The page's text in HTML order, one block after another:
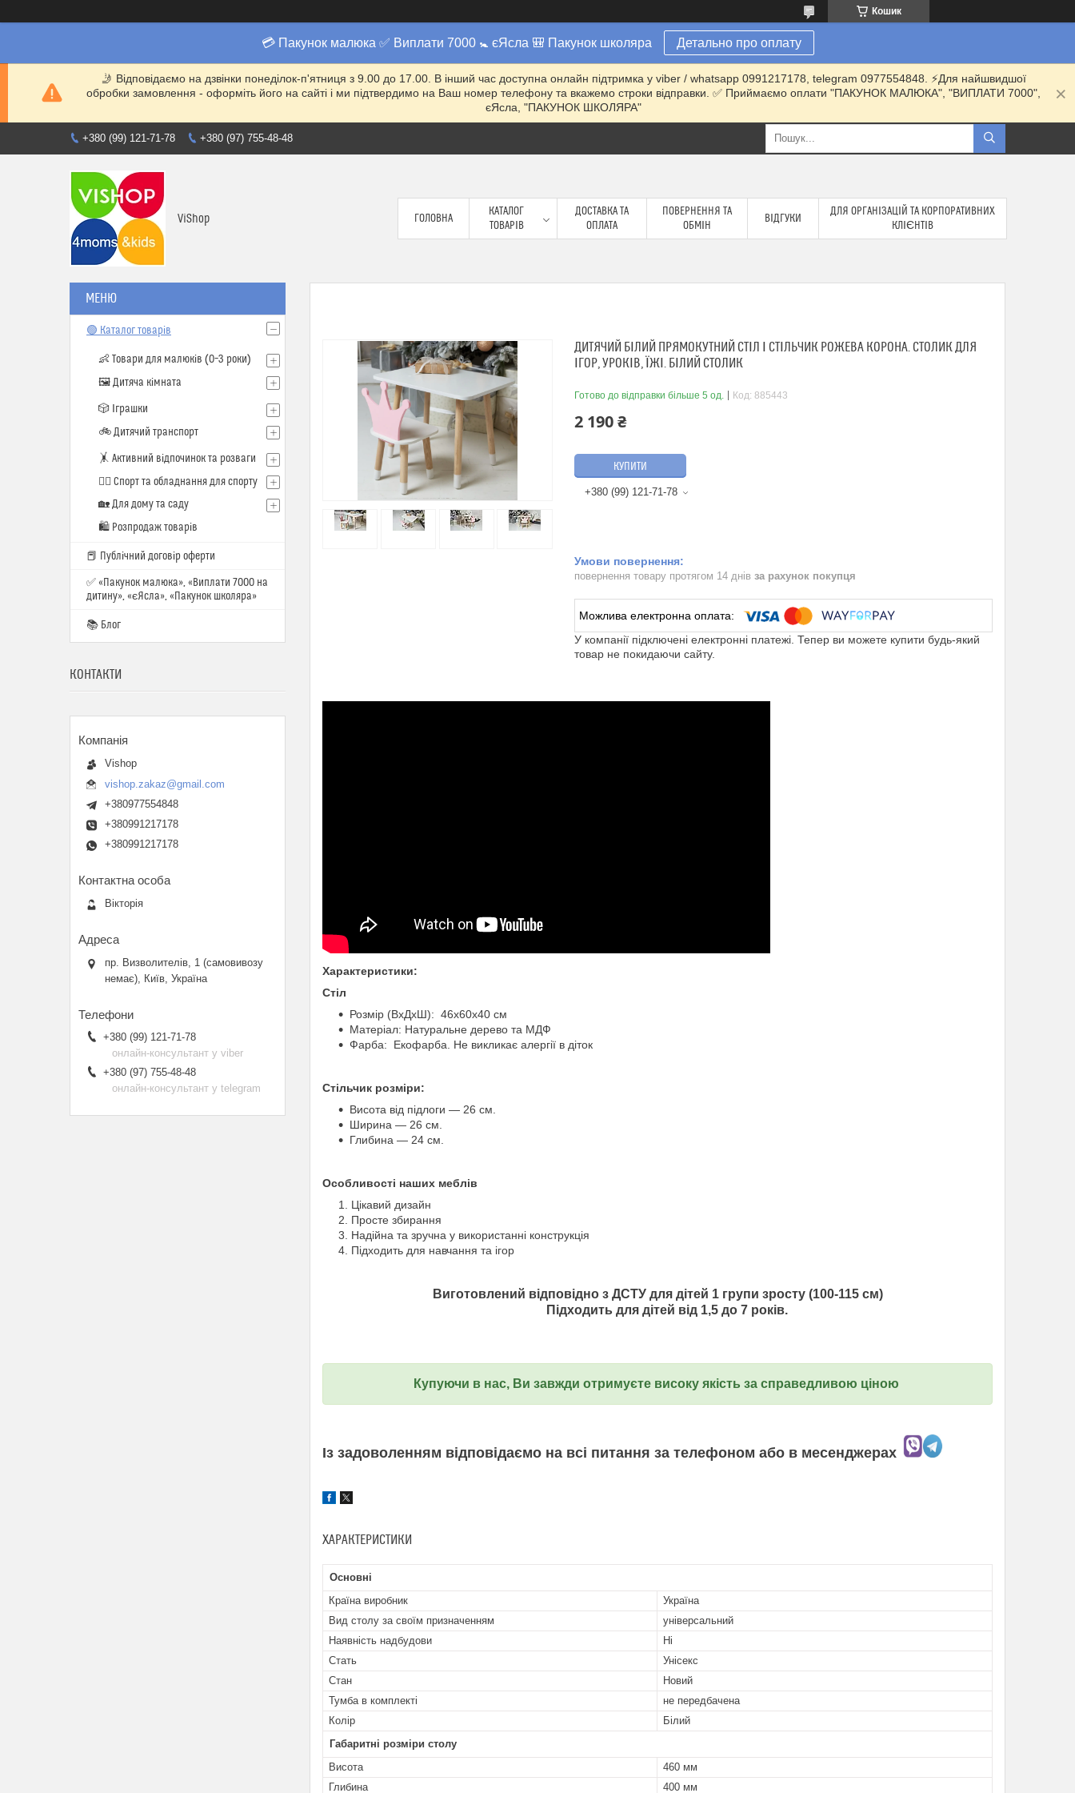
Кошик
💳 Пакунок малюка ✅ Виплати 7000 🚼 єЯсла 🎒 Пакунок школяра Детально про оплату
🤳 Відповідаємо на дзвінки понеділок-п'ятниця з 9.00 до 17.00. В інший час доступна онлайн підтримка у viber / whatsapp 0991217178, telegram 0977554848. ⚡️Для найшвидшої
обробки замовлення - оформіть його на сайті і ми підтвердимо на Ваш номер телефону та вкажемо строки відправки. ✅ Приймаємо оплати "ПАКУНОК МАЛЮКА", "ВИПЛАТИ 7000",
єЯсла, "ПАКУНОК ШКОЛЯРА"
+380 (99) 121-71-78 +380 (97) 755-48-48
ViShop ГОЛОВНА
КАТАЛОГ
ТОВАРІВ
ДОСТАВКА ТА
ОПЛАТА
ПОВЕРНЕННЯ ТА
ОБМІН
ВІДГУКИ
ДЛЯ ОРГАНІЗАЦІЙ ТА КОРПОРАТИВНИХ
КЛІЄНТІВ
ДИТЯЧИЙ БІЛИЙ ПРЯМОКУТНИЙ СТІЛ І СТІЛЬЧИК РОЖЕВА КОРОНА. СТОЛИК ДЛЯ
ІГОР, УРОКІВ, ЇЖІ. БІЛИЙ СТОЛИК
Готово до відправки більше 5 од. Код: 885443
2 190 ₴
КУПИТИ
+380 (99) 121-71-78
повернення товару протягом 14 днів за рахунок покупця
У компанії підключені електронні платежі. Тепер ви можете купити будь-який
товар не покидаючи сайту.
Характеристики:
Стіл
Розмір (ВхДхШ): 46х60х40 см
Матеріал: Натуральне дерево та МДФ
Фарба: Екофарба. Не викликає алергії в діток
Стільчик розміри:
Висота від підлоги — 26 см.
Ширина — 26 см.
Глибина — 24 см.
Особливості наших меблів
Цікавий дизайн
Просте збирання
Надійна та зручна у використанні конструкція
Підходить для навчання та ігор
Виготовлений відповідно з ДСТУ для дітей 1 групи зросту (100-115 см)
⠀ Підходить для дітей від 1,5 до 7 років.
Купуючи в нас, Ви завжди отримуєте високу якість за справедливою ціною
Із задоволенням відповідаємо на всі питання за телефоном або в месенджерах
ХАРАКТЕРИСТИКИ
Основні
Країна виробник
Україна
Вид столу за своїм призначенням
універсальний
Наявність надбудови
Ні
Стать
Унісекс
Стан
Новий
Тумба в комплекті
не передбачена
Колір
Білий
Габаритні розміри столу
Висота
460 мм
Глибина
400 мм
🟢 Каталог товарів
👶 Товари для малюків (0–3 роки)
🖼️ Дитяча кімната
🎲 Іграшки
🚲 Дитячий транспорт
🤸 Активний відпочинок та розваги
🏋️‍♂️ Спорт та обладнання для спорту
🏡 Для дому та саду
🛍 Розпродаж товарів
📕 Публічний договір оферти
✅ «Пакунок малюка», «Виплати 7000 на
дитину», «єЯсла», «Пакунок школяра»
📚 Блог
КОНТАКТИ
Vishop
vishop.zakaz@gmail.com
+380977554848
+380991217178
+380991217178
Вікторія
пр. Визволителів, 1 (самовивозу
немає), Київ, Україна
+380 (99) 121-71-78
онлайн-консультант у viber
+380 (97) 755-48-48
онлайн-консультант у telegram